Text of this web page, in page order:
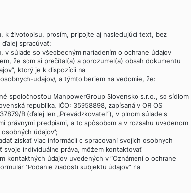
k životopisu, prosím, pripojte aj nasledujúci text, bez
spracúvať:
v súlade so všeobecným nariadením o ochrane údajov
že som si prečítal(a) a porozumel(a) obsah dokumentu
ktorý je k dispozícii na
udajov/, a týmto beriem na vedomie, že:
spoločnosťou ManpowerGroup Slovensko s.r.o., so sídlom
republika, IČO: 35958898, zapísaná v OR OS
B (ďalej len „Prevádzkovateľ“), v plnom súlade s
právnymi predpismi, a to spôsobom a v rozsahu uvedenom
údajov”;
získať viac informácií o spracovaní svojich osobných
svoje individuálne práva, môžem kontaktovať
kontaktných údajov uvedených v “Oznámení o ochrane
“Podanie žiadosti subjektu údajov” na